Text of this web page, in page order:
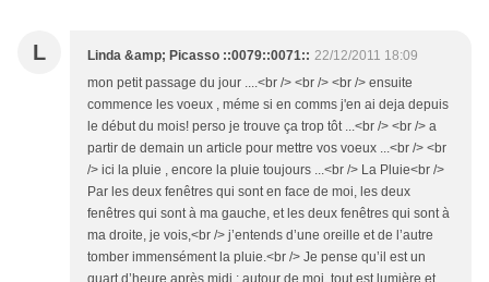
L Linda &amp; Picasso ::0079::0071:: 22/12/2011 18:09
mon petit passage du jour ....<br /> <br /> <br /> ensuite
commence les voeux , méme si en comms j'en ai deja depuis
le début du mois! perso je trouve ça trop tôt ...<br /> <br /> a
partir de demain un article pour mettre vos voeux ...<br /> <br
/> ici la pluie , encore la pluie toujours ...<br /> La Pluie<br />
Par les deux fenêtres qui sont en face de moi, les deux
fenêtres qui sont à ma gauche, et les deux fenêtres qui sont à
ma droite, je vois,<br /> j’entends d’une oreille et de l’autre
tomber immensément la pluie.<br /> Je pense qu’il est un
quart d’heure après midi : autour de moi, tout est lumière et